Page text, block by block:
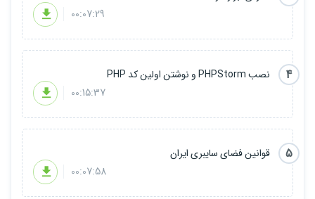
00:07:29
4
نصب PHPStorm و نوشتن اولین کد PHP
00:15:37
5
قوانین فضای سایبری ایران
00:07:58